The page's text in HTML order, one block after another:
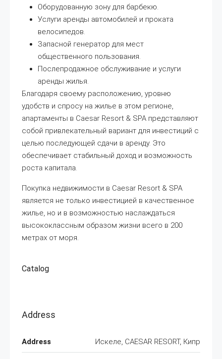
Оборудованную зону для барбекю.
Услуги аренды автомобилей и проката
велосипедов.
Запасной генератор для мест
общественного пользования.
Послепродажное обслуживание и услуги
аренды жилья.
Благодаря своему расположению, уровню
удобств и спросу на жилье в этом регионе,
апартаменты в Caesar Resort & SPA представляют
собой привлекательный вариант для инвестиций с
целью последующей сдачи в аренду. Это
обеспечивает стабильный доход и возможность
роста капитала.
Покупка недвижимости в Caesar Resort & SPA
является не только инвестицией в качественное
жилье, но и в возможностью наслаждаться
высококлассным образом жизни всего в 200
метрах от моря.
Catalog
Address
Address Искеле, CAESAR RESORT, Кипр